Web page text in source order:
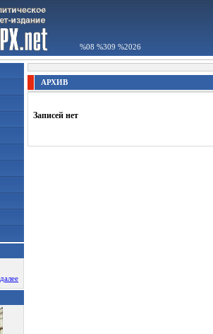
%08 %309 %2026
далее
АРХИВ
Записей нет